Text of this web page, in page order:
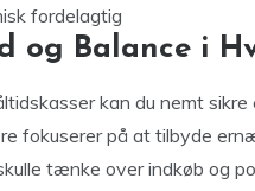
fordelagtig
og Balance i
kan du nemt
fokuserer på at tilbyde
tænke over indkøb og